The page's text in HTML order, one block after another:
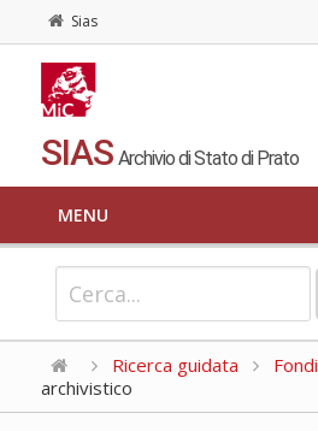
Sias
SIAS Archivio di Stato di Prato
MENU
Ricerca guidata Fondi
archivistico